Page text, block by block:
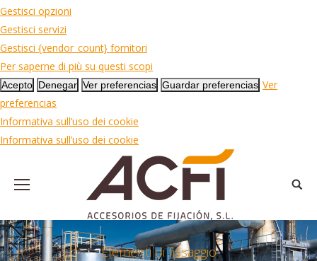
Gestisci opzioni
Gestisci servizi
Gestisci {vendor_count} fornitori
Per saperne di più su questi scopi
Acepto Denegar Ver preferencias Guardar preferencias Ver
preferencias
Informativa sull’uso dei cookie
Informativa sull’uso dei cookie
Elementi di fissaggio